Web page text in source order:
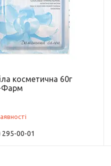
косметична 60г
Фарм
295-00-01